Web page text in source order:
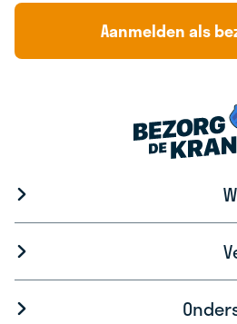
Aanmelden als